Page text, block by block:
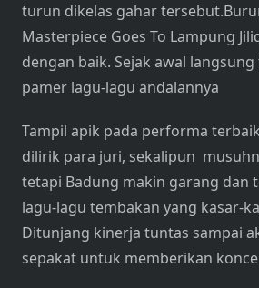
turun dikelas gahar
Masterpiece Goes To Lampung
dengan baik. Sejak awal
pamer lagu-lagu andalannya
Tampil apik pada performa
dilirik para juri, sekalipun
tetapi Badung makin garang dan
lagu-lagu tembakan yang kasar-
Ditunjang kinerja tuntas sampai
sepakat untuk memberikan